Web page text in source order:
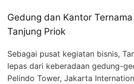
Gedung dan Kantor
Tanjung Priok
Sebagai pusat kegiatan bisnis,
lepas dari keberadaan gedung-
Pelindo Tower, Jakarta